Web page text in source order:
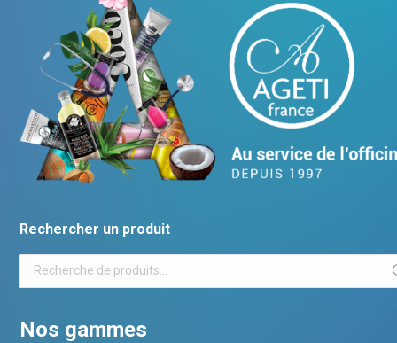
Rechercher un produit
Nos gammes